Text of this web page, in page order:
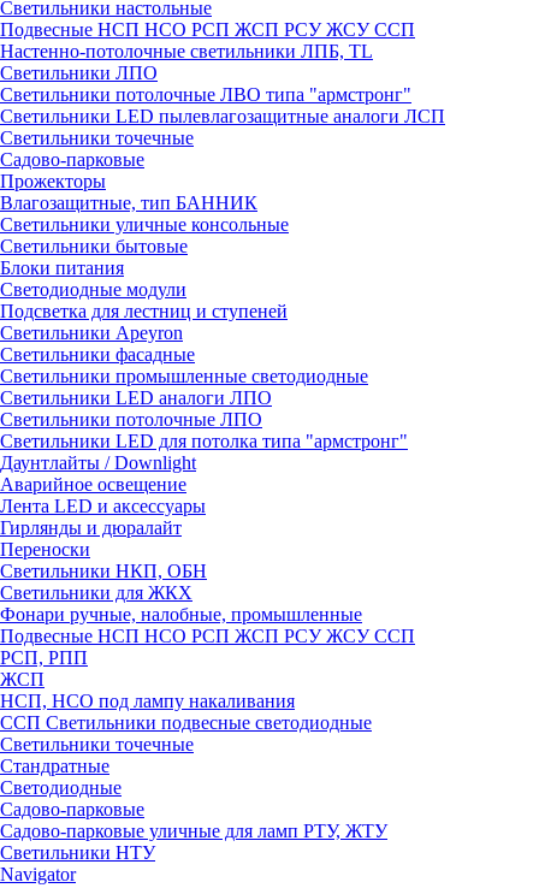
Светильники настольные
Подвесные НСП НСО РСП ЖСП РСУ ЖСУ ССП
Настенно-потолочные светильники ЛПБ, TL
Светильники ЛПО
Светильники потолочные ЛВО типа "армстронг"
Светильники LED пылевлагозащитные аналоги ЛСП
Светильники точечные
Садово-парковые
Прожекторы
Влагозащитные, тип БАННИК
Светильники уличные консольные
Светильники бытовые
Блоки питания
Светодиодные модули
Подсветка для лестниц и ступеней
Светильники Apeyron
Светильники фасадные
Светильники промышленные светодиодные
Светильники LED аналоги ЛПО
Светильники потолочные ЛПО
Светильники LED для потолка типа "армстронг"
Даунтлайты / Downlight
Аварийное освещение
Лента LED и аксессуары
Гирлянды и дюралайт
Переноски
Светильники НКП, ОБН
Светильники для ЖКХ
Фонари ручные, налобные, промышленные
Подвесные НСП НСО РСП ЖСП РСУ ЖСУ ССП
РСП, РПП
ЖСП
НСП, НСО под лампу накаливания
ССП Светильники подвесные светодиодные
Светильники точечные
Стандратные
Светодиодные
Садово-парковые
Садово-парковые уличные для ламп РТУ, ЖТУ
Светильники НТУ
Navigator